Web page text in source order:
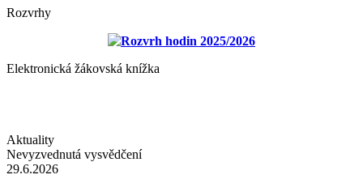
Rozvrhy
Rozvrh hodin 2025/2026
Elektronická žákovská knížka
Aktuality
Nevyzvednutá vysvědčení
29.6.2026